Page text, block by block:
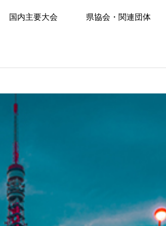
国内主要大会 県協会・関連団体